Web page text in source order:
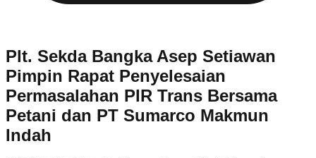
Plt. Sekda Bangka Asep Setiawan
Pimpin Rapat Penyelesaian
Permasalahan PIR Trans Bersama
Petani dan PT Sumarco Makmun
Indah